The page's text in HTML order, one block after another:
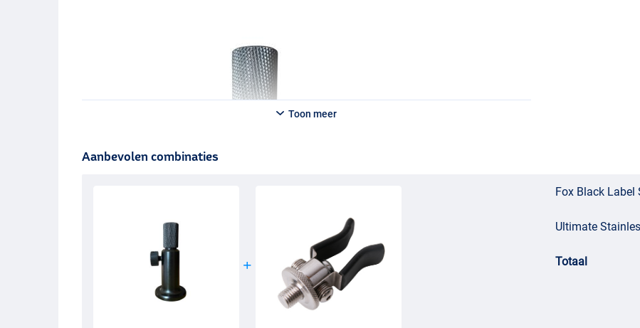
Toon meer
Aanbevolen combinaties
Fox Black Label
Ultimate
Totaal